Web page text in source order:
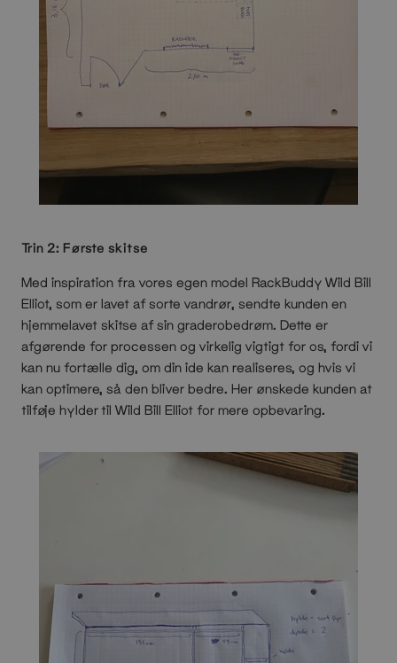
Trin 2: Første skitse
Med inspiration fra vores egen model RackBuddy Wild Bill
Elliot, som er lavet af sorte vandrør, sendte kunden en
hjemmelavet skitse af sin graderobedrøm. Dette er
afgørende for processen og virkelig vigtigt for os, fordi vi
kan nu fortælle dig, om din ide kan realiseres, og hvis vi
kan optimere, så den bliver bedre. Her ønskede kunden at
tilføje hylder til Wild Bill Elliot for mere opbevaring.